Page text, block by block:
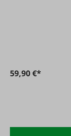
59,90 €*